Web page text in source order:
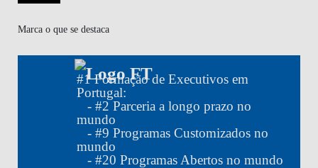
Marca o que se destaca
#1Formação de Executivos em
Portugal:
- #2 Parceria a longo prazo no
mundo
- #9 Programas Customizados no
mundo
- #20 Programas Abertos no mundo